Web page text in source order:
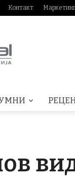
Контакт Маркетинг